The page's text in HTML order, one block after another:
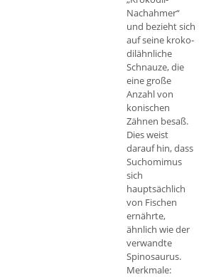
Nachahmer“
und bezieht sich
auf seine kroko­
dil­ähnliche
Schnauze, die
eine große
Anzahl von
konischen
Zähnen besaß.
Dies weist
darauf hin, dass
Suchomimus
sich
hauptsächlich
von Fischen
ernährte,
ähnlich wie der
verwandte
Spinosaurus.
Merkmale: